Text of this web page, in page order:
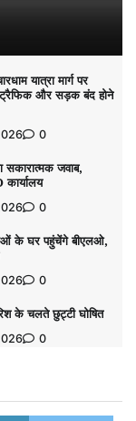
यात्रा मार्ग पर
ट्रैफिक और सड़क बंद होने
0
सकारात्मक जवाब,
0
के घर पहुंचेंगे बीएलओ,
0
के चलते छुट्टी घोषित
0